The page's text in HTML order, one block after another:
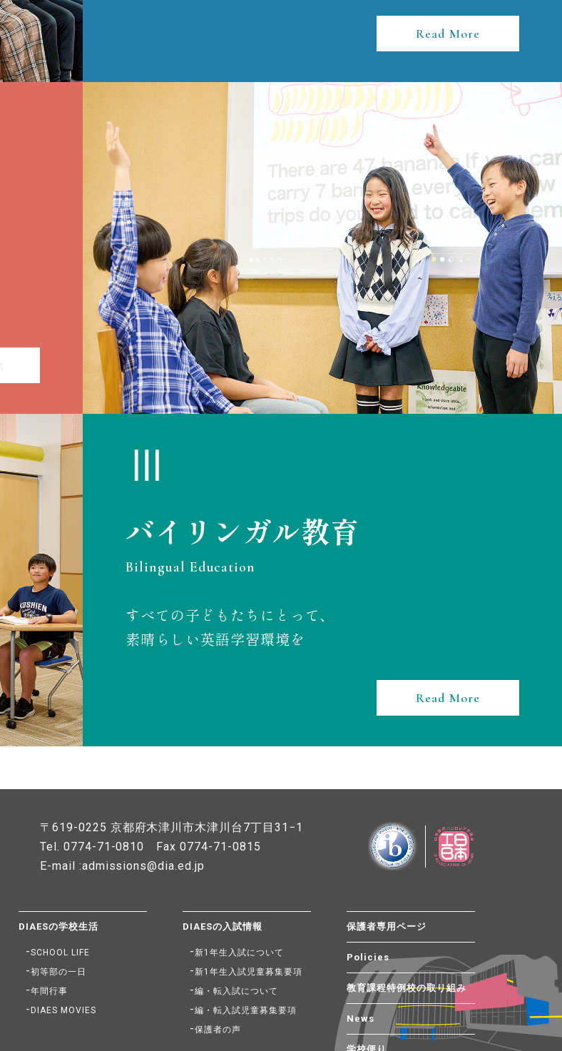
Read More
Ⅲ
バイリンガル教育
Bilingual Education
すべての子どもたちにとって、
素晴らしい英語学習環境を
Read More
〒619-0225 京都府木津川市木津川台7丁目31−1
Tel. 0774-71-0810 Fax 0774-71-0815
E-mail :admissions@dia.ed.jp
DIAESの学校生活
SCHOOL LIFE
初等部の一日
年間行事
DIAES MOVIES
DIAESの入試情報
新1年生入試について
新1年生入試児童募集要項
編・転入試について
編・転入試児童募集要項
保護者の声
保護者専用ページ
Policies
教育課程特例校の取り組み
News